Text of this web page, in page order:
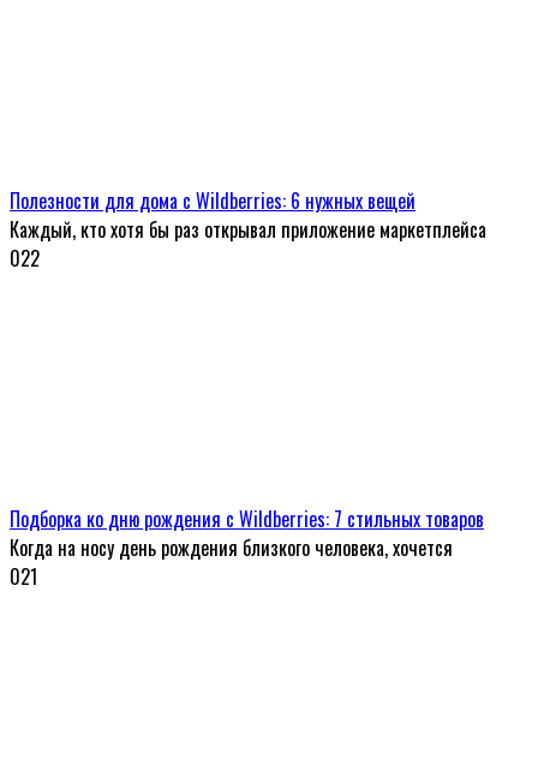
Полезности для дома с Wildberries: 6 нужных вещей
Каждый, кто хотя бы раз открывал приложение маркетплейса
022
Подборка ко дню рождения с Wildberries: 7 стильных товаров
Когда на носу день рождения близкого человека, хочется
021